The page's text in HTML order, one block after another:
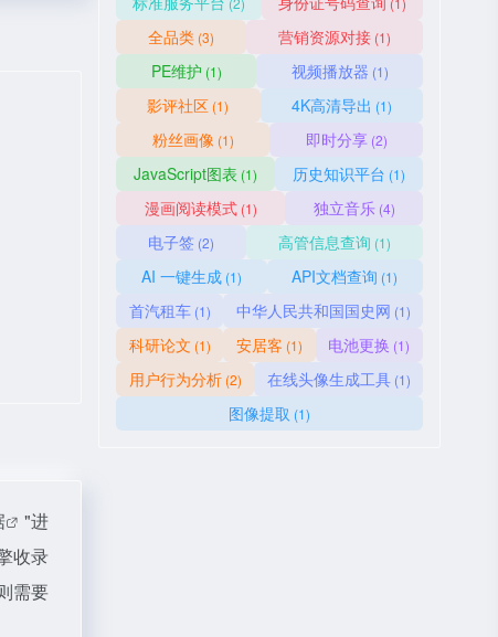
"进
收录
需要
全品类 (3) 营销资源对接 (1)
PE维护 (1) 视频播放器 (1)
影评社区 (1) 4K高清导出 (1)
粉丝画像 (1) 即时分享(2)
JavaScript图表 (1) 历史知识平台 (1)
漫画阅读模式(1) 独立音乐(4)
电子签 (2) 高管信息查询 (1)
AI 一键生成(1) API文档查询 (1)
首汽租车(1) 中华人民共和国国史网 (1)
科研论文 (1) 安居客 (1) 电池更换 (1)
用户行为分析(2) 在线头像生成工具(1)
图像提取 (1)